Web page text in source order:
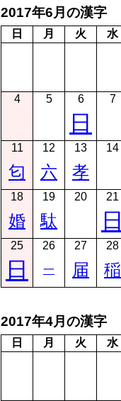
2017年6月の漢字
日 月 火 水
4 5 6
日
7
11
匂
12
六
13
孝
14
18
婚
19
駄
20 21
日
25
日
26
一
27
届
28
稲
2017年4月の漢字
日 月 火 水